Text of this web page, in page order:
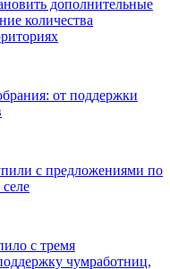
дополнительные
количества
от поддержки
с предложениями по
с тремя
чумработниц,